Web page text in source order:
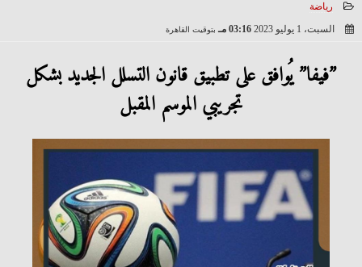
رياضة
السبت، 1 يوليو 2023
03:16 مـ بتوقيت القاهرة
”فيفا” يُوافق على تطبيق قانون التسلل الجديد بشكل
تجريبي الموسم المقبل